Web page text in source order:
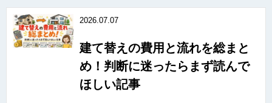
2026.07.07
建て替えの費用と流れを総まと
め！判断に迷ったらまず読んで
ほしい記事